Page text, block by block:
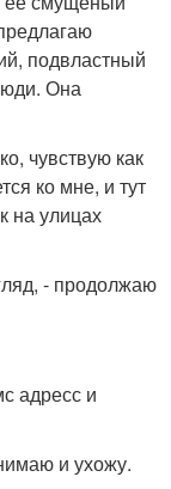
подвластный
Она
чувствую как
ко мне, и тут
на улицах
- продолжаю
адресс и
и ухожу.